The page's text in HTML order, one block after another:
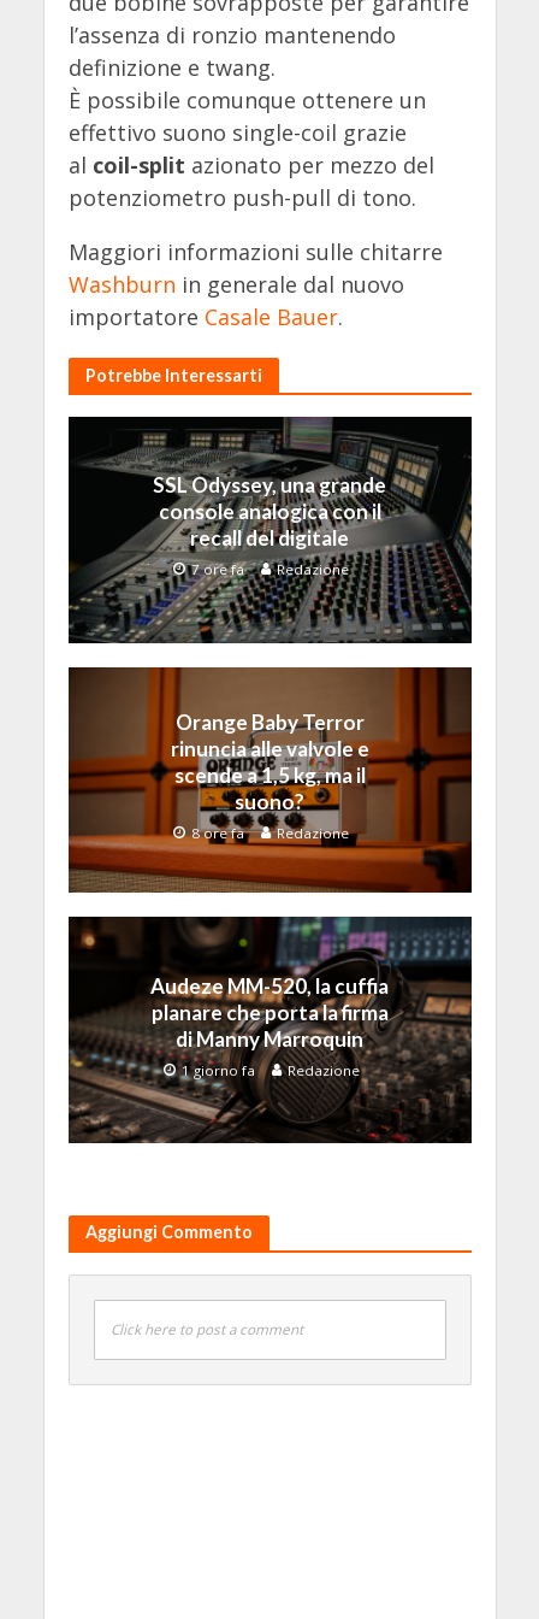
l’assenza di ronzio mantenendo
definizione e twang.
È possibile comunque ottenere un
effettivo suono single-coil grazie
al coil-split azionato per mezzo del
potenziometro push-pull di tono.
Maggiori informazioni sulle chitarre
Washburn in generale dal nuovo
importatore Casale Bauer.
Potrebbe Interessarti
SSL Odyssey, una grande
console analogica con il
recall del digitale
7 ore fa Redazione
Orange Baby Terror
rinuncia alle valvole e
scende a 1,5 kg, ma il
suono?
8 ore fa Redazione
Audeze MM-520, la cuffia
planare che porta la firma
di Manny Marroquin
1 giorno fa Redazione
Aggiungi Commento
Click here to post a comment